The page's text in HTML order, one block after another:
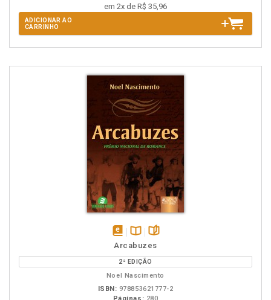
em 2x de R$ 35,96
ADICIONAR AO
CARRINHO
disponível
em
eBook
Disponível
na
B.V.
páginas
Arcabuzes
2ª EDIÇÃO
Noel Nascimento
ISBN: 978853621777-2